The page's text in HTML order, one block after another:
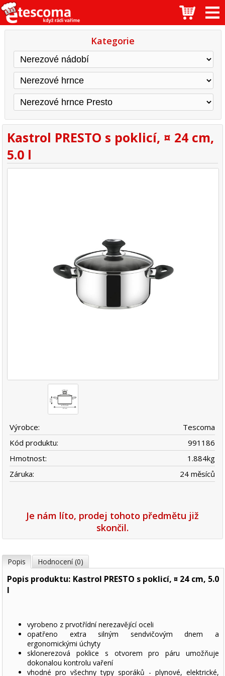
Kategorie
Kastrol PRESTO s poklicí, ¤ 24 cm,
5.0 l
Výrobce:
Tescoma
Kód produktu:
991186
Hmotnost:
1.884kg
Záruka:
24 měsíců
Je nám líto, prodej tohoto předmětu již
skončil.
Popis Hodnocení (0)
Popis produktu: Kastrol PRESTO s poklicí, ¤ 24 cm, 5.0
l
vyrobeno z prvotřídní nerezavějící oceli
opatřeno extra silným sendvičovým dnem a
ergonomickými úchyty
sklonerezová poklice s otvorem pro páru umožňuje
dokonalou kontrolu vaření
vhodné pro všechny typy sporáků - plynové, elektrické,